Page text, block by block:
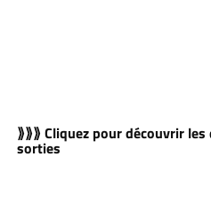
⟫⟫⟫ Cliquez pour découvrir
sorties